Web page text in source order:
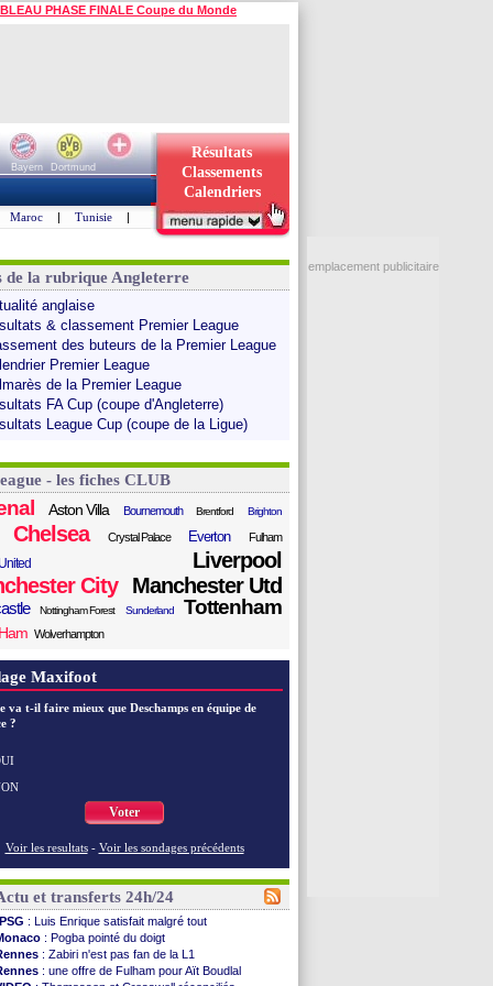
PHASE FINALE Coupe du Monde
Bayern
Dortmund
Résultats
Classements
Calendriers
Maroc | Tunisie |
de la rubrique Angleterre
anglaise
& classement Premier League
des buteurs de la Premier League
Premier League
de la Premier League
FA Cup (coupe d'Angleterre)
League Cup (coupe de la Ligue)
- les fiches CLUB
Aston Villa Bournemouth Brentford Brighton
Chelsea Crystal Palace Everton Fulham
Liverpool
City
Manchester Utd
Nottingham Forest Sunderland Tottenham
Wolverhampton
Maxifoot
va t-il faire mieux que Deschamps en équipe de
?
Voter
Voir les resultats - Voir les sondages précédents
et transferts 24h/24
PSG : Luis Enrique satisfait malgré tout
: Pogba pointé du doigt
: Zabiri n'est pas fan de la L1
: une offre de Fulham pour Aït Boudlal
emplacement publicitaire